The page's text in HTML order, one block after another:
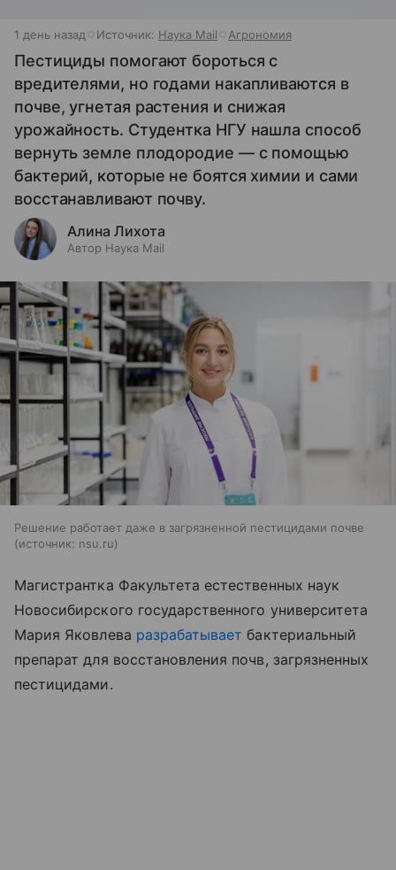
1 день назад Источник: Наука Mail Агрономия
Пестициды помогают бороться с
вредителями, но годами накапливаются в
почве, угнетая растения и снижая
урожайность. Студентка НГУ нашла способ
вернуть земле плодородие — с помощью
бактерий, которые не боятся химии и сами
восстанавливают почву.
Алина Лихота
Автор Наука Mail
Решение работает даже в загрязненной пестицидами почве
источник: nsu.ru
Магистрантка Факультета естественных наук
Новосибирского государственного университета
Мария Яковлева разрабатывает бактериальный
препарат для восстановления почв, загрязненных
пестицидами.